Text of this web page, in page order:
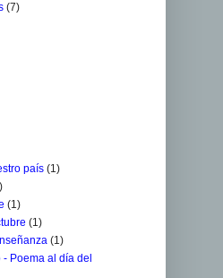
(7)
país (1)
(1)
(1)
(1)
Poema al día del